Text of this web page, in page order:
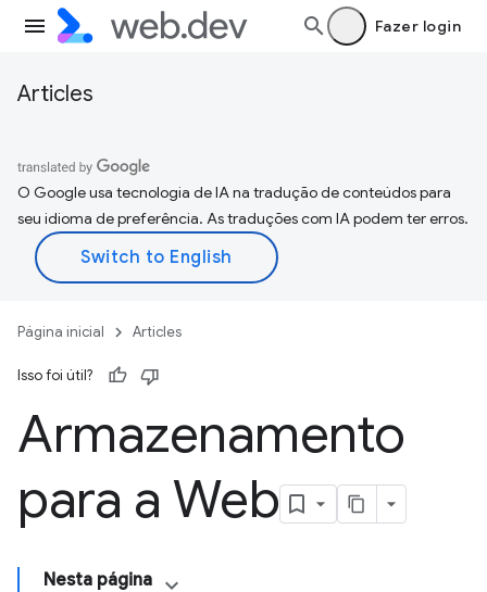
Fazer login
Articles
O Google usa tecnologia de IA na tradução de conteúdos para
seu idioma de preferência. As traduções com IA podem ter erros.
Página inicial Articles
Isso foi útil?
Armazenamento
para a Web
Nesta página